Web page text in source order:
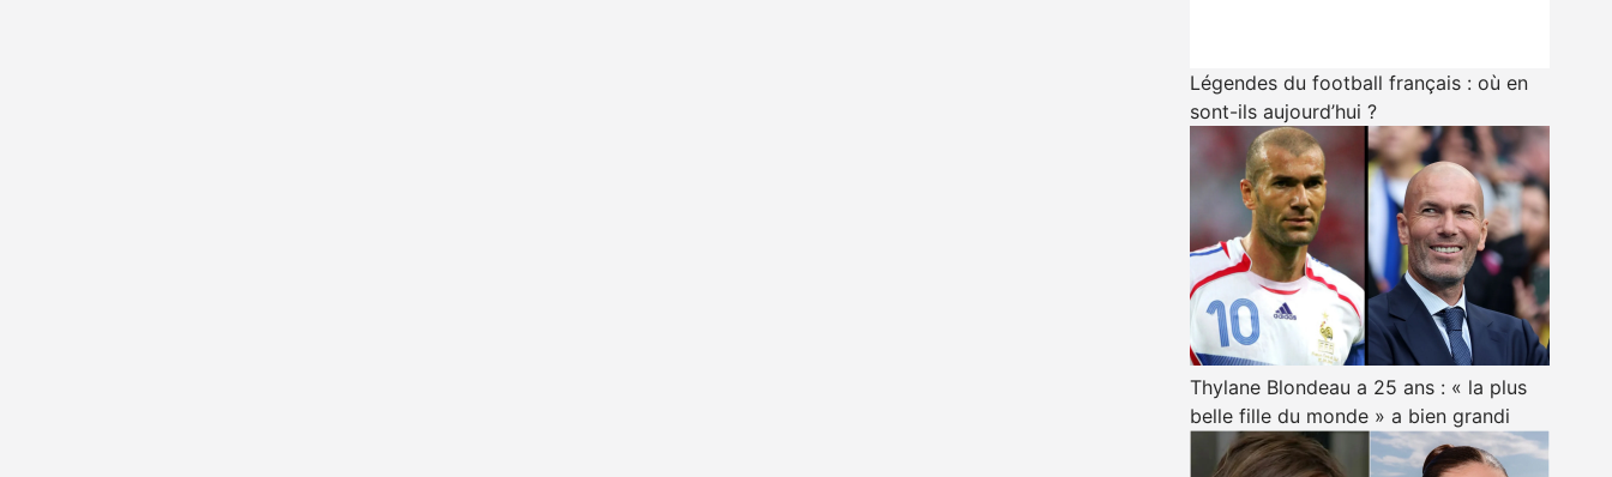
Légendes du football français : où en
sont-ils aujourd’hui ?
Thylane Blondeau a 25 ans : « la plus
belle fille du monde » a bien grandi